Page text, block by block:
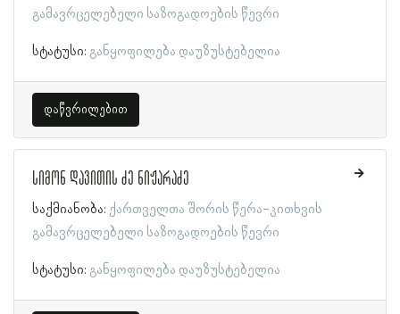
გამავრცელებელი საზოგადოების წევრი
სტატუსი: განყოფილება დაუზუსტებელია
დაწვრილებით
სიმონ დავითის ძე ნიჟარაძე
საქმიანობა: ქართველთა შორის წერა-კითხვის
გამავრცელებელი საზოგადოების წევრი
სტატუსი: განყოფილება დაუზუსტებელია